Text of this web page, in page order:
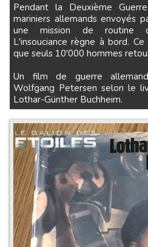
Pendant la Deuxième Guerre mondiale, 40'000 sous-
mariniers allemands envoyés
une mission de routine
L'insouciance règne à bord.
que seuls 10'000 hommes
Un film de guerre
Wolfgang Petersen selon le
Lothar-Günther Buchheim.